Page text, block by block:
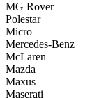
MG Rover
Polestar
Micro
Mercedes-Benz
McLaren
Mazda
Maxus
Maserati